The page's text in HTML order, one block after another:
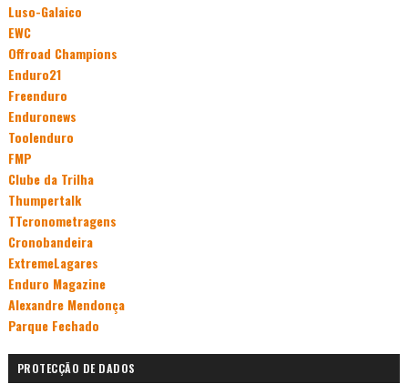
Luso-Galaico
EWC
Offroad Champions
Enduro21
Freenduro
Enduronews
Toolenduro
FMP
Clube da Trilha
Thumpertalk
TTcronometragens
Cronobandeira
ExtremeLagares
Enduro Magazine
Alexandre Mendonça
Parque Fechado
PROTECÇÃO DE DADOS